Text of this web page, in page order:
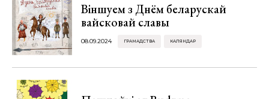
Віншуем з Днём беларускай
вайсковай славы
08.09.2024 ГРАМАДСТВА КАЛЯНДАР